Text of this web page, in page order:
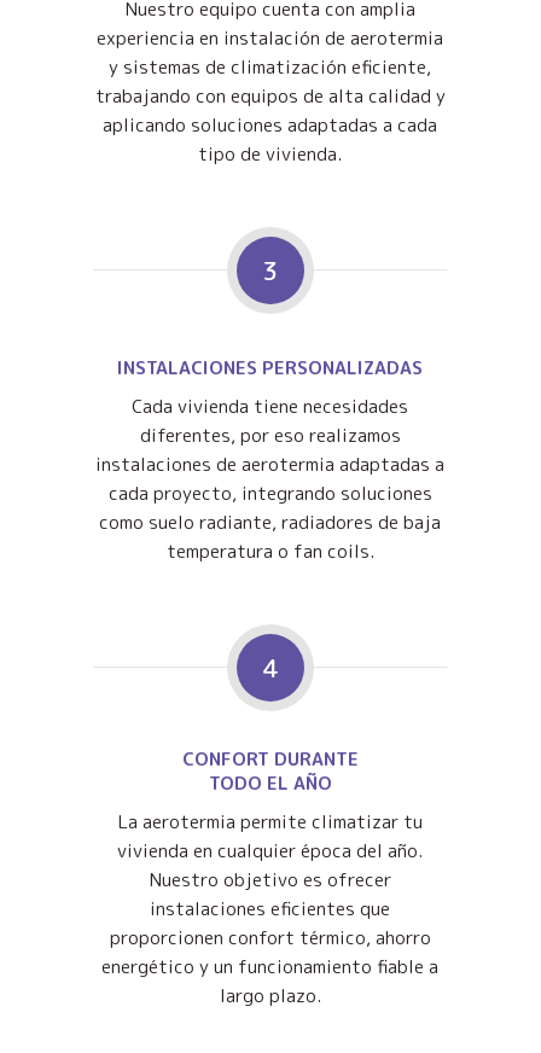
Nuestro equipo cuenta con amplia
experiencia en instalación de aerotermia
y sistemas de climatización eficiente,
trabajando con equipos de alta calidad y
aplicando soluciones adaptadas a cada
tipo de vivienda.
3
INSTALACIONES PERSONALIZADAS
Cada vivienda tiene necesidades
diferentes, por eso realizamos
instalaciones de aerotermia adaptadas a
cada proyecto, integrando soluciones
como suelo radiante, radiadores de baja
temperatura o fan coils.
4
CONFORT DURANTE
TODO EL AÑO
La aerotermia permite climatizar tu
vivienda en cualquier época del año.
Nuestro objetivo es ofrecer
instalaciones eficientes que
proporcionen confort térmico, ahorro
energético y un funcionamiento fiable a
largo plazo.